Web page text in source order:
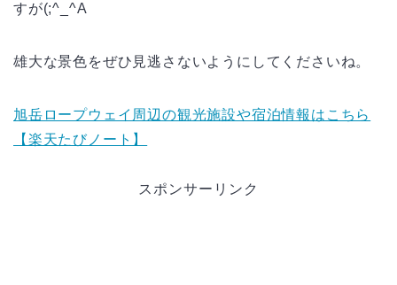
すが(;^_^A
雄大な景色をぜひ見逃さないようにしてくださいね。
旭岳ロープウェイ周辺の観光施設や宿泊情報はこちら
【楽天たびノート】
スポンサーリンク